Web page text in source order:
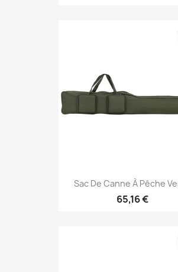
Sac De Canne À Pêche
65,16 €